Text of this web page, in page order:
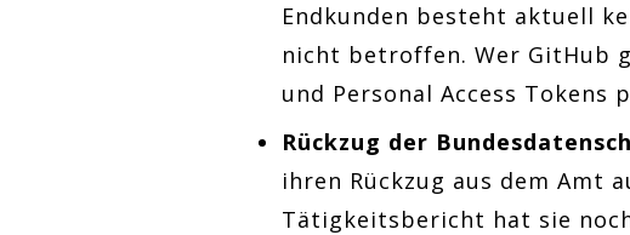
Endkunden besteht aktuell
nicht betroffen. Wer GitHub
und Personal Access
Rückzug der
ihren Rückzug aus dem Amt
Tätigkeitsbericht hat sie